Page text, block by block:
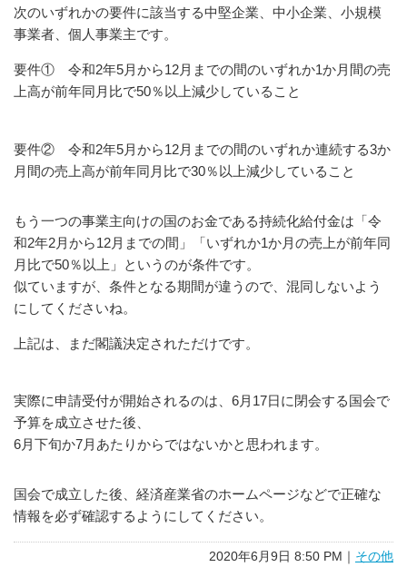
次のいずれかの要件に該当する中堅企業、中小企業、小規模
事業者、個人事業主です。
要件① 令和2年5月から12月までの間のいずれか1か月間の売
上高が前年同月比で50％以上減少していること
要件② 令和2年5月から12月までの間のいずれか連続する3か
月間の売上高が前年同月比で30％以上減少していること
もう一つの事業主向けの国のお金である持続化給付金は「令
和2年2月から12月までの間」「いずれか1か月の売上が前年同
月比で50％以上」というのが条件です。
似ていますが、条件となる期間が違うので、混同しないよう
にしてくださいね。
上記は、まだ閣議決定されただけです。
実際に申請受付が開始されるのは、6月17日に閉会する国会で
予算を成立させた後、
6月下旬か7月あたりからではないかと思われます。
国会で成立した後、経済産業省のホームページなどで正確な
情報を必ず確認するようにしてください。
2020年6月9日 8:50 PM｜ その他